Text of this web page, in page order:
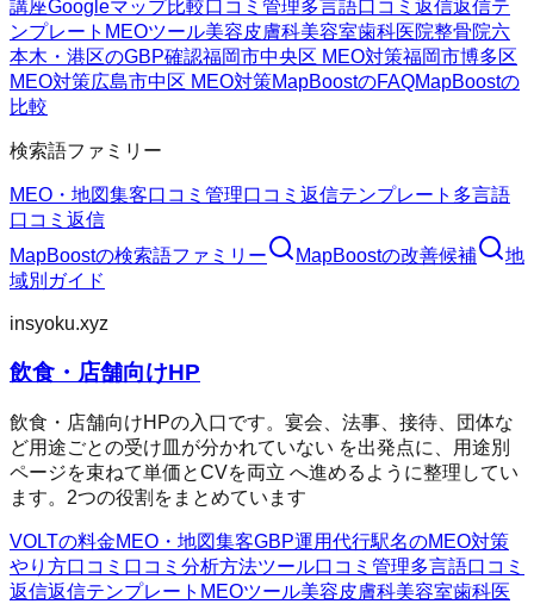
講座Googleマップ比較口コミ管理多言語口コミ返信返信テ
ンプレート MEOツール美容皮膚科美容室歯科医院整骨院六
本木・港区のGBP確認福岡市中央区 MEO対策福岡市博多区
MEO対策広島市中区 MEO対策MapBoostのFAQMapBoostの
比較
検索語ファミリー
MEO・地図集客口コミ管理口コミ返信テンプレート 多言語
口コミ返信
MapBoostの検索語ファミリー MapBoostの改善候補
地
域別ガイド
insyoku.xyz
飲食・店舗向けHP
飲食・店舗向けHPの入口です。宴会、法事、接待、団体な
ど用途ごとの受け皿が分かれていない を出発点に、用途別
ページを束ねて単価とCVを両立 へ進めるように整理してい
ます。2つの役割をまとめています
VOLTの料金MEO・地図集客GBP運用代行駅名のMEO対策
やり方口コミ 口コミ分析方法ツール口コミ管理多言語口コミ
返信返信テンプレート MEOツール美容皮膚科美容室歯科医